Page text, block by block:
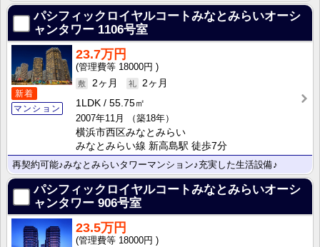
パシフィックロイヤルコートみなとみらいオーシ
ャンタワー 1106号室
新着
マンション
23.7万円
18000円
2ヶ月
2ヶ月
1LDK
55.75㎡
2007年11月
（築18年）
横浜市西区みなとみらい
みなとみらい線 新高島駅 徒歩7分
再契約可能♪みなとみらいタワーマンション♪充実した生活設備♪
パシフィックロイヤルコートみなとみらいオーシ
ャンタワー 906号室
23.5万円
18000円